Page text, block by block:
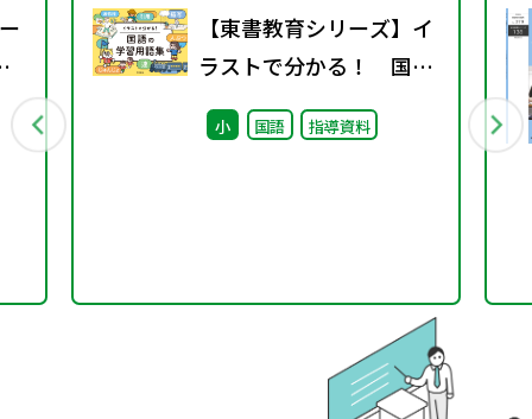
【東書教育シリーズ】イ
ラストで分かる！ 国語
の学習用語集
小 国語 指導資料